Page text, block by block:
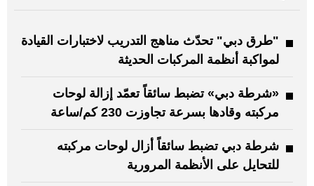
"طرق دبي" تحدّث مناهج التدريب لاختبارات القيادة
لمواكبة أنظمة المركبات الحديثة
«شرطة دبي» تضبط سائقاً تعمّد إزالة لوحات
مركبته وقادها بسرعة تجاوزت 230 كم/ساعة
شرطة دبي تضبط سائقاً أزال لوحات مركبته
للتحايل على الأنظمة المرورية